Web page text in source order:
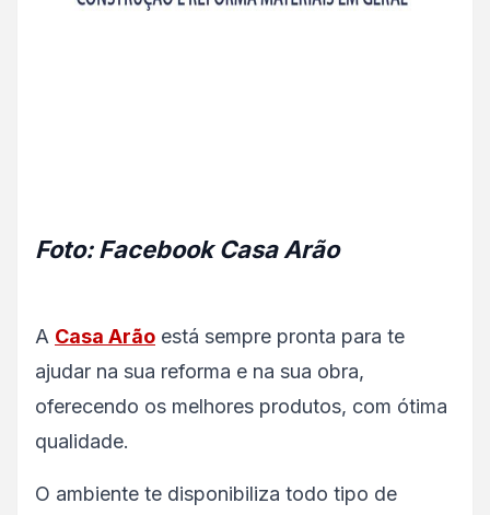
Foto: Facebook Casa Arão
A Casa Arão está sempre pronta para te
ajudar na sua reforma e na sua obra,
oferecendo os melhores produtos, com ótima
qualidade.
O ambiente te disponibiliza todo tipo de